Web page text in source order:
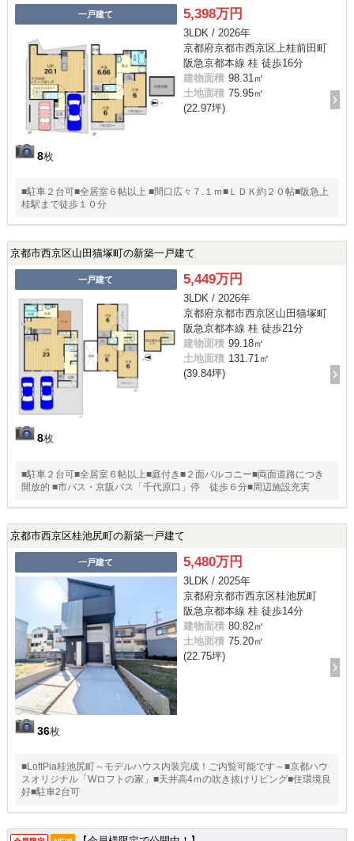
一戸建て
8枚
5,398万円
3LDK / 2026年
京都府京都市西京区上桂前田町
阪急京都本線 桂 徒歩16分
建物面積 98.31㎡
土地面積 75.95㎡
(22.97坪)
■駐車２台可■全居室６帖以上 ■間口広々７.１ｍ■ＬＤＫ約２０帖■阪急上
桂駅まで徒歩１０分
京都市西京区山田猫塚町の新築一戸建て
一戸建て
8枚
5,449万円
3LDK / 2026年
京都府京都市西京区山田猫塚町
阪急京都本線 桂 徒歩21分
建物面積 99.18㎡
土地面積 131.71㎡
(39.84坪)
■駐車２台可■全居室６帖以上■庭付き■２面バルコニー■両面道路につき
開放的 ■市バス・京阪バス「千代原口」停 徒歩６分■周辺施設充実
京都市西京区桂池尻町の新築一戸建て
一戸建て
36枚
5,480万円
3LDK / 2025年
京都府京都市西京区桂池尻町
阪急京都本線 桂 徒歩14分
建物面積 80.82㎡
土地面積 75.20㎡
(22.75坪)
■LoftPia桂池尻町～モデルハウス内装完成！ご内覧可能です～■京都ハウ
スオリジナル「Wロフトの家」■天井高4ｍの吹き抜けリビング■住環境良
好■駐車2台可